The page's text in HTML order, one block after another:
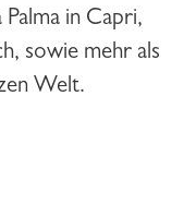
Palma in Capri,
sowie mehr als
Welt.